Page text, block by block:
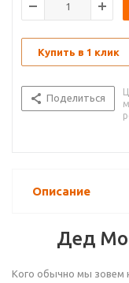
Купить в 1 клик
Поделиться
Описание
Дед
Кого обычно мы зовем